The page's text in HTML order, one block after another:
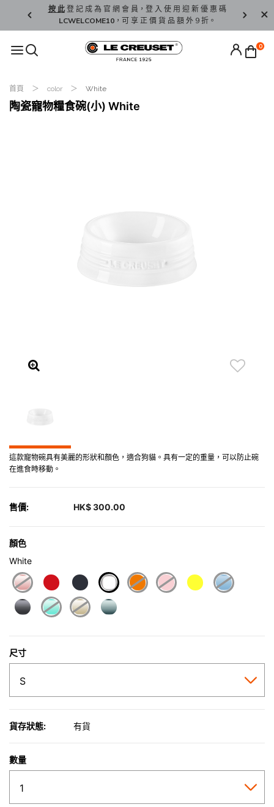
按 此登 記 成 為 官 網 會 員，登 入 使 用 迎 新 優 惠 碼
LCWELCOME10，可 享 正 價 貨 品 額 外 9 折。
香 港 / 澳
0
首頁 color White
陶瓷寵物糧食碗(小) White
這款寵物碗具有美麗的形狀和顏色，適合狗貓。具有一定的重量，可以防止碗
在進食時移動。
售價: HK$ 300.00
顏色
White
selected
尺寸
貨存狀態: 有貨
數量